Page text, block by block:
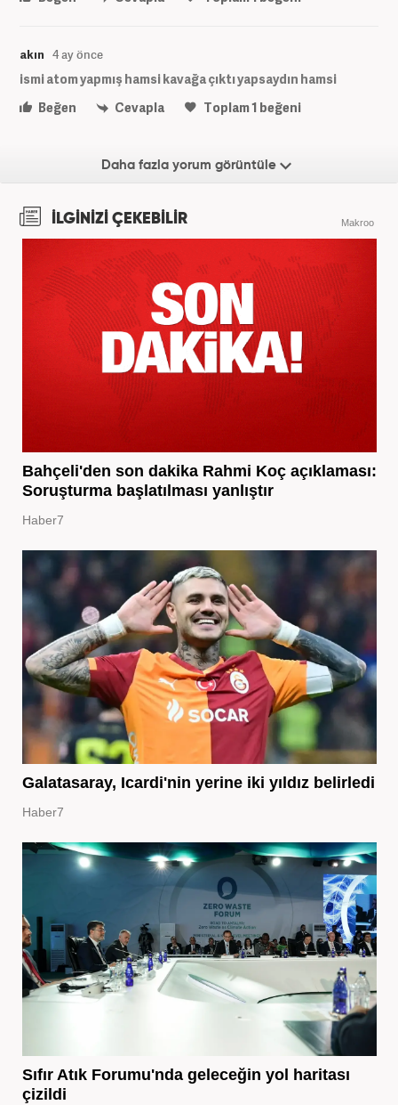
akın 4 ay önce
ismi atom yapmış hamsi kavağa çıktı yapsaydın hamsi
Beğen
Cevapla Toplam1 beğeni
Daha fazla yorum görüntüle
İLGİNİZİ ÇEKEBİLİR Makroo
Bahçeli'den son dakika Rahmi Koç açıklaması:
Soruşturma başlatılması yanlıştır
Haber7
Galatasaray, Icardi'nin yerine iki yıldız belirledi
Haber7
Sıfır Atık Forumu'nda geleceğin yol haritası
çizildi